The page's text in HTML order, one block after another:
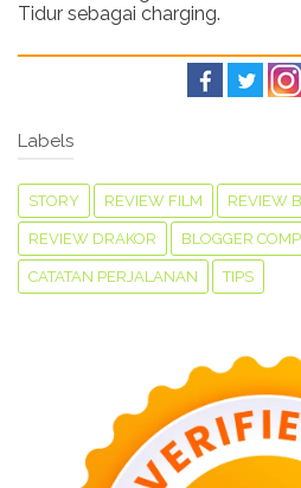
Tidur sebagai charging.
Labels
STORY REVIEW FILM REVIEW
REVIEW DRAKOR BLOGGER
CATATAN PERJALANAN TIPS